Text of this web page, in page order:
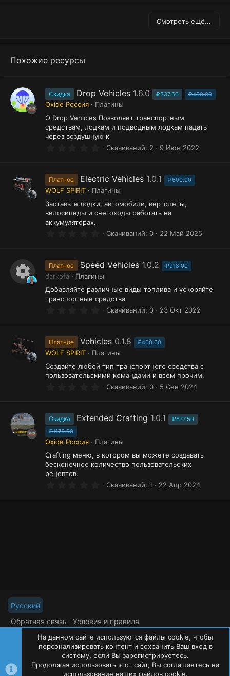
Смотреть ещё...
Похожие ресурсы
Скидка Drop Vehicles 1.6.0 ₽337.50 ₽450.00
Oxide Россия
Плагины
О Drop Vehicles Позволяет транспортным
средствам, лодкам и подводным лодкам падать
через воздушную к
0
з
ё
з
д
Скачиваний 2 9 Июн 2022
Платное Electric Vehicles 1.0.1 ₽600.00
WOLF SPIRIT
Плагины
Заставьте лодки, автомобили, вертолеты,
велосипеды и снегоходы работать на
аккумуляторах.
0
з
в
ё
з
д
Скачиваний 0 22 Май 2025
н
к
с
у
р
Платное Speed Vehicles 1.0.2 ₽918.00
darkofa
Плагины
Добавляйте различные виды топлива и ускоряйте
транспортные средства
0
з
ё
з
д
Скачиваний 0 23 Окт 2022
Платное Vehicles 0.1.8 ₽400.00
WOLF SPIRIT
Плагины
Создайте любой тип транспортного средства с
пользовательскими командами и всем прочим.
0
з
в
з
Скачиваний 0 5 Сен 2024
Скидка Extended Crafting 1.0.1
₽877.50
₽1170.00
Oxide Россия
Плагины
Crafting меню, в котором вы можете создавать
бесконечное количество пользовательских
рецептов.
0 Скачиваний 1 22 Апр 2024
Русский
Обратная связь
Условия и правила
Политика конфиденциальности
Помощь
R
S
S
©Oxide Россия2015-2026
На данном сайте используются файлы cookie, чтобы
персонализировать контент и сохранить Ваш вход в
систему, если Вы зарегистрируетесь.
Продолжая использовать этот сайт, Вы соглашаетесь на
использование наших файлов cookie.